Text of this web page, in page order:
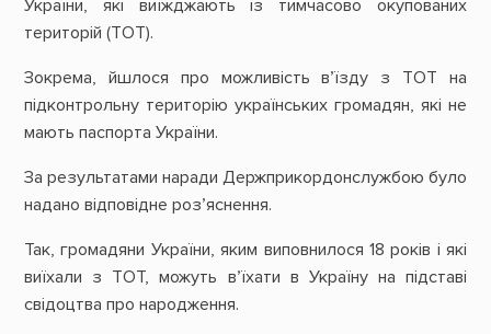
України, які виїжджають із тимчасово окупованих
територій (ТОТ).
Зокрема, йшлося про можливість в’їзду з ТОТ на
підконтрольну територію українських громадян, які не
мають паспорта України.
За результатами наради Держприкордонслужбою було
надано відповідне роз’яснення.
Так, громадяни України, яким виповнилося 18 років і які
виїхали з ТОТ, можуть вʼїхати в Україну на підставі
свідоцтва про народження.